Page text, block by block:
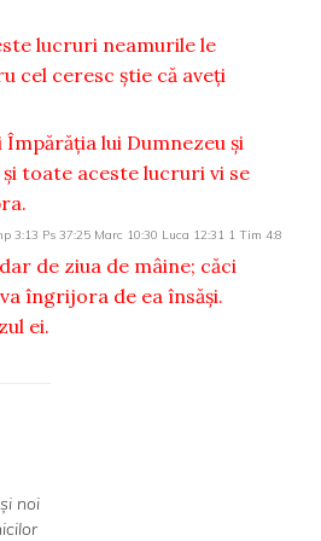
lucruri neamurile le
cel ceresc ştie că aveţi
lui Dumnezeu şi
toate aceste lucruri vi se
3:13 Ps 37:25 Marc 10:30 Luca 12:31 1 Tim 4:8
de ziua de mâine; căci
îngrijora de ea însăşi.
ei.
noi